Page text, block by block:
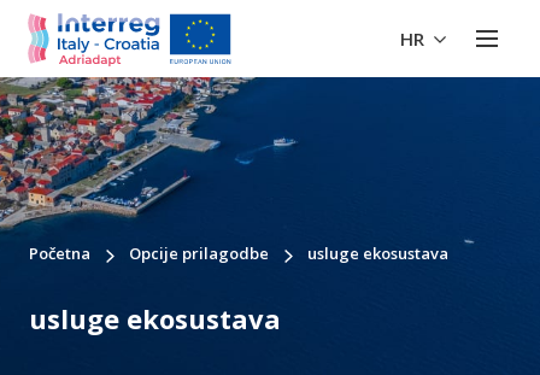
HR
Početna Opcije prilagodbe usluge ekosustava
usluge ekosustava